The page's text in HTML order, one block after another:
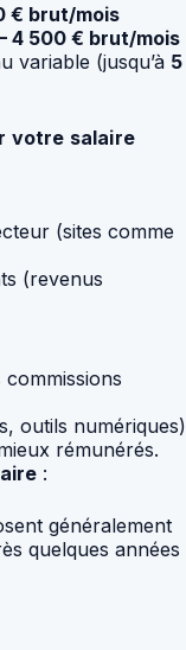
€ brut/mois
4 500 € brut/mois
variable (jusqu’à 5
votre salaire
(sites comme
(revenus
commissions
outils numériques)
rémunérés.
:
généralement
quelques années